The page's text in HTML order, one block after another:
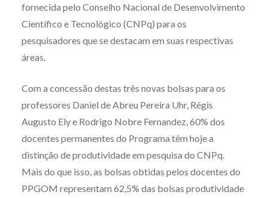
fornecida pelo Conselho Nacional de Desenvolvimento
Científico e Tecnológico (CNPq) para os
pesquisadores que se destacam em suas respectivas
áreas.
Com a concessão destas três novas bolsas para os
professores Daniel de Abreu Pereira Uhr, Régis
Augusto Ely e Rodrigo Nobre Fernandez, 60% dos
docentes permanentes do Programa têm hoje a
distinção de produtividade em pesquisa do CNPq.
Mais do que isso, as bolsas obtidas pelos docentes do
PPGOM representam 62,5% das bolsas produtividade